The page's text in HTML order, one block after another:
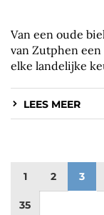
Van een oude
van Zutphen
elke landelijke
LEES MEER
1 2 3
35